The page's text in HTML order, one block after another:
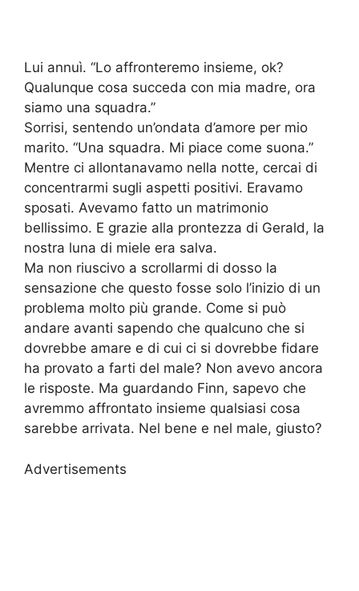
Lui annuì. “Lo affronteremo insieme, ok?
Qualunque cosa succeda con mia madre, ora
siamo una squadra.”
Sorrisi, sentendo un’ondata d’amore per mio
marito. “Una squadra. Mi piace come suona.”
Mentre ci allontanavamo nella notte, cercai di
concentrarmi sugli aspetti positivi. Eravamo
sposati. Avevamo fatto un matrimonio
bellissimo. E grazie alla prontezza di Gerald, la
nostra luna di miele era salva.
Ma non riuscivo a scrollarmi di dosso la
sensazione che questo fosse solo l’inizio di un
problema molto più grande. Come si può
andare avanti sapendo che qualcuno che si
dovrebbe amare e di cui ci si dovrebbe fidare
ha provato a farti del male? Non avevo ancora
le risposte. Ma guardando Finn, sapevo che
avremmo affrontato insieme qualsiasi cosa
sarebbe arrivata. Nel bene e nel male, giusto?
Advertisements